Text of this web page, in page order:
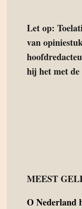
Let op:
van
hij het met de
MEEST
ONederland